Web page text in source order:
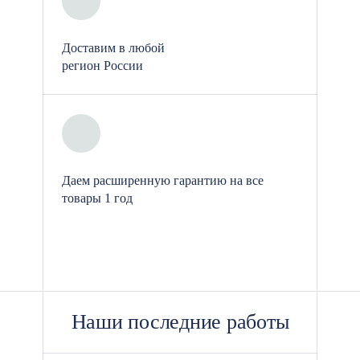
комплектацию модуля
Модульные проходные включают все
необходимое для эффективного
размещения сотрудников:
Сэндвич-панели: Утепленные
Доставим в любой
регион России
Даем расширенную гарантию на все
товары 1 год
Наши последние работы